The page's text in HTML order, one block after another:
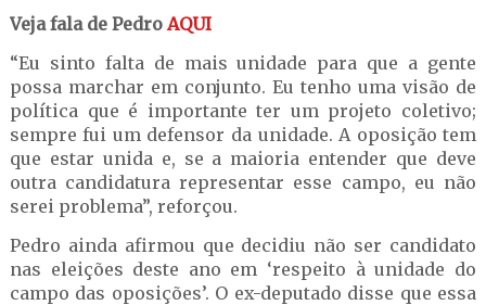
Veja fala de PedroAQUI
“Eu sinto falta de mais unidade para que a gente
possa marchar em conjunto. Eu tenho uma visão de
política que é importante ter um projeto coletivo;
sempre fui um defensor da unidade. A oposição tem
que estar unida e, se a maioria entender que deve
outra candidatura representar esse campo, eu não
serei problema”, reforçou.
Pedro ainda afirmou que decidiu não ser candidato
nas eleições deste ano em ‘respeito à unidade do
campo das oposições’. O ex-deputado disse que essa